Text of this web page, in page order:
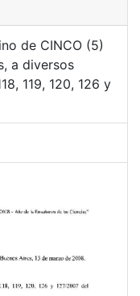
de CINCO (5)
a diversos
119, 120, 126 y